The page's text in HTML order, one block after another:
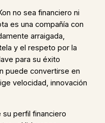
no sea financiero ni
es una compañía con
arraigada,
y el respeto por la
para su éxito
puede convertirse en
velocidad, innovación
perfil financiero